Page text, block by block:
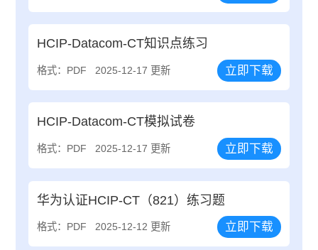
HCIP-Datacom-CT知识点练习
格式：PDF 2025-12-17 更新 立即下载
HCIP-Datacom-CT模拟试卷
格式：PDF 2025-12-17 更新 立即下载
华为认证HCIP-CT（821）练习题
格式：PDF 2025-12-12 更新 立即下载